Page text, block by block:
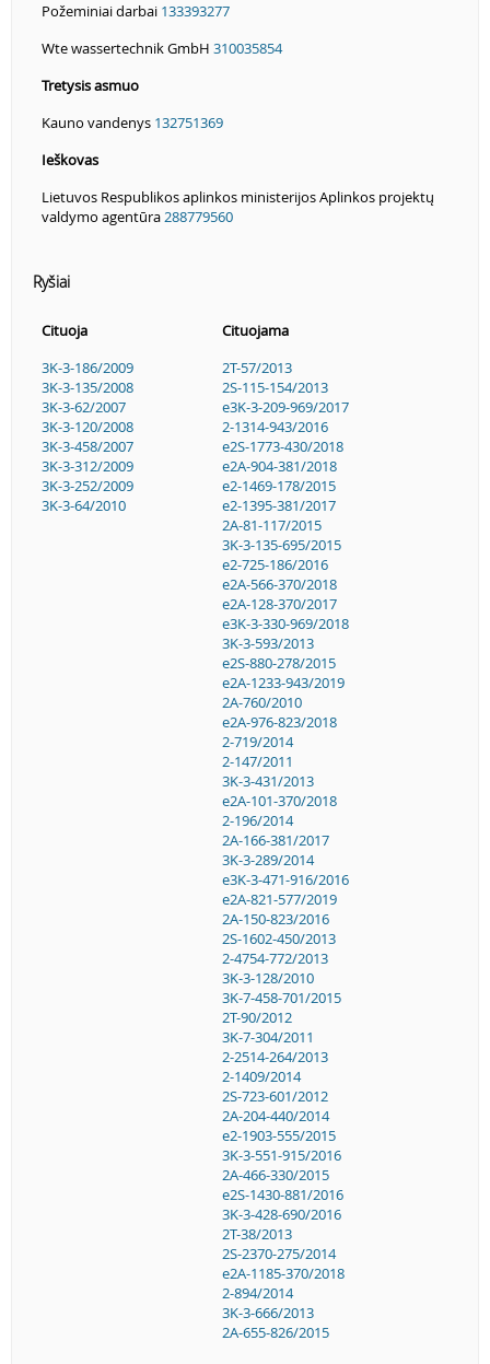
Požeminiai darbai 133393277
Wte wassertechnik GmbH 310035854
Tretysis asmuo
Kauno vandenys 132751369
Ieškovas
Lietuvos Respublikos aplinkos ministerijos Aplinkos projektų
valdymo agentūra288779560
Ryšiai
Cituoja
Cituojama
3K-3-186/2009
3K-3-135/2008
3K-3-62/2007
3K-3-120/2008
3K-3-458/2007
3K-3-312/2009
3K-3-252/2009
3K-3-64/2010
2T-57/2013
2S-115-154/2013
e3K-3-209-969/2017
2-1314-943/2016
e2S-1773-430/2018
e2A-904-381/2018
e2-1469-178/2015
e2-1395-381/2017
2A-81-117/2015
3K-3-135-695/2015
e2-725-186/2016
e2A-566-370/2018
e2A-128-370/2017
e3K-3-330-969/2018
3K-3-593/2013
e2S-880-278/2015
e2A-1233-943/2019
2A-760/2010
e2A-976-823/2018
2-719/2014
2-147/2011
3K-3-431/2013
e2A-101-370/2018
2-196/2014
2A-166-381/2017
3K-3-289/2014
e3K-3-471-916/2016
e2A-821-577/2019
2A-150-823/2016
2S-1602-450/2013
2-4754-772/2013
3K-3-128/2010
3K-7-458-701/2015
2T-90/2012
3K-7-304/2011
2-2514-264/2013
2-1409/2014
2S-723-601/2012
2A-204-440/2014
e2-1903-555/2015
3K-3-551-915/2016
2A-466-330/2015
e2S-1430-881/2016
3K-3-428-690/2016
2T-38/2013
2S-2370-275/2014
e2A-1185-370/2018
2-894/2014
3K-3-666/2013
2A-655-826/2015